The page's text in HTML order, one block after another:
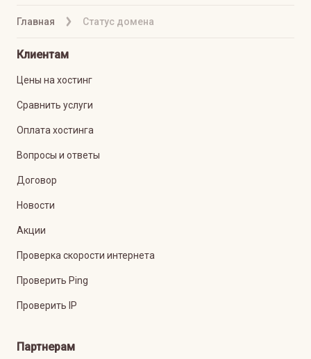
Главная Статус домена
Клиентам
Цены на хостинг
Сравнить услуги
Оплата хостинга
Вопросы и ответы
Договор
Новости
Акции
Проверка скорости интернета
Проверить Ping
Проверить IP
Партнерам